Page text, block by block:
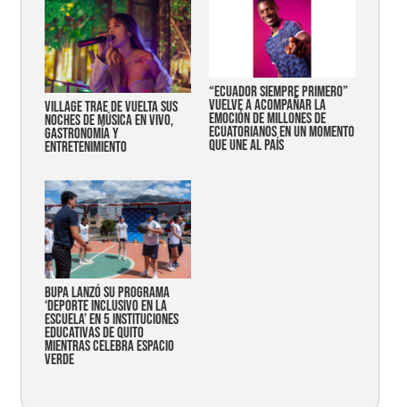
Village trae de vuelta sus
noches de música en vivo,
gastronomía y
entretenimiento
“Ecuador siempre primero”
vuelve a acompañar la
emoción de millones de
ecuatorianos en un momento
que une al país
Bupa lanzó su programa
‘Deporte Inclusivo en la
Escuela’ en 5 instituciones
educativas de Quito
mientras celebra espacio
verde